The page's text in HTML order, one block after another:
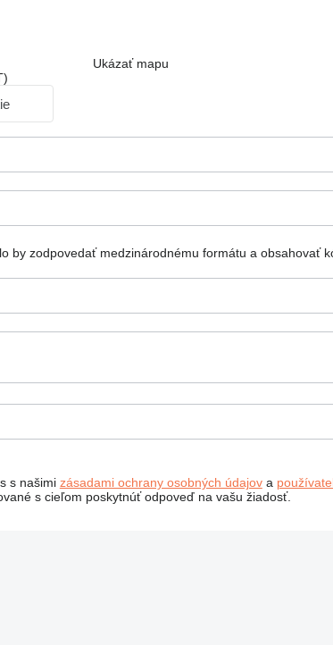
Ukázať mapu
by zodpovedať medzinárodnému formátu a obsahovať
s našimi zásadami ochrany osobných údajova
s cieľom poskytnúť odpoveď na vašu žiadosť.